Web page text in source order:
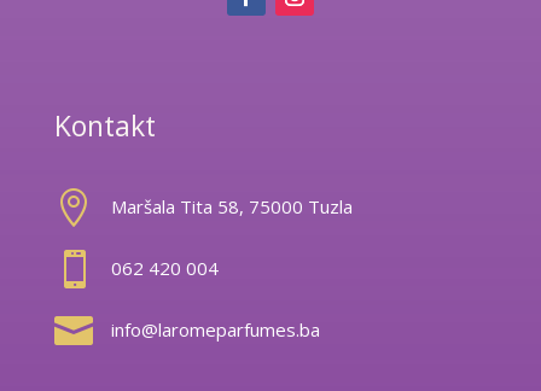
Kontakt
 Maršala Tita 58, 75000 Tuzla
 062 420 004
 info@laromeparfumes.ba